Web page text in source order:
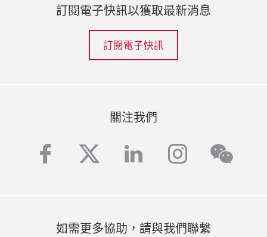
訂閱電子快訊以獲取最新消息
訂閱電子快訊
關注我們
facebook
twitterlinkedin
如需更多協助，請與我們聯繫